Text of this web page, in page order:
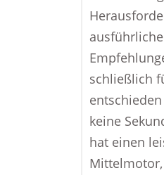
schließlich
keine
hat einen